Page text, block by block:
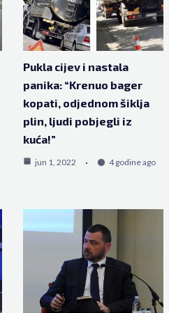
Pukla cijev i nastala
panika: “Krenuo bager
kopati, odjednom šiklja
plin, ljudi pobjegli iz
kuća!”
jun 1, 2022 4 godine ago